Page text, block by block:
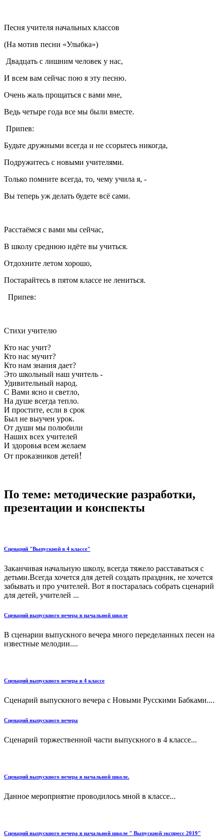
Песня учителя начальных классов
(На мотив песни «Улыбка»)
Двадцать с лишним человек у нас,
И всем вам сейчас пою я эту песню.
Очень жаль прощаться с вами мне,
Ведь четыре года все мы были вместе.
Припев:
Будьте дружными всегда и не ссорьтесь никогда,
Подружитесь с новыми учителями.
Только помните всегда, то, чему учила я, -
Вы теперь уж делать будете всё сами.
Расстаёмся с вами мы сейчас,
В школу среднюю идёте вы учиться.
Отдохните летом хорошо,
Постарайтесь в пятом классе не лениться.
Припев:
Стихи учителю
Кто нас учит?
Кто нас мучит?
Кто нам знания дает?
Это школьный наш учитель -
Удивительный народ.
С Вами ясно и светло,
На душе всегда тепло.
И простите, если в срок
Был не выучен урок.
От души мы полюбили
Наших всех учителей
И здоровья всем желаем
От проказников детей!
По теме: методические разработки,
презентации и конспекты
Сценарий "Выпускной в 4 классе"
Заканчивая начальную школу, всегда тяжело расставаться с
детьми.Всегда хочется для детей создать праздник, не хочется
забывать и про учителей. Вот я постаралась собрать сценарий
для детей, учителей ...
Сценарий выпускного вечера в начальной школе
В сценарии выпускного вечера много переделанных песен на
известные мелодии....
Сценарий выпускного вечера в 4 классе
Сценарий выпускного вечера с Новыми Русскими Бабками....
Сценарий выпускного вечера
Сценарий торжественной части выпускного в 4 классе...
Сценарий выпускного вечера в начальной школе.
Данное мероприятие проводилось мной в классе...
Сценарий выпускного вечера в начальной школе " Выпускной экспресс 2019"